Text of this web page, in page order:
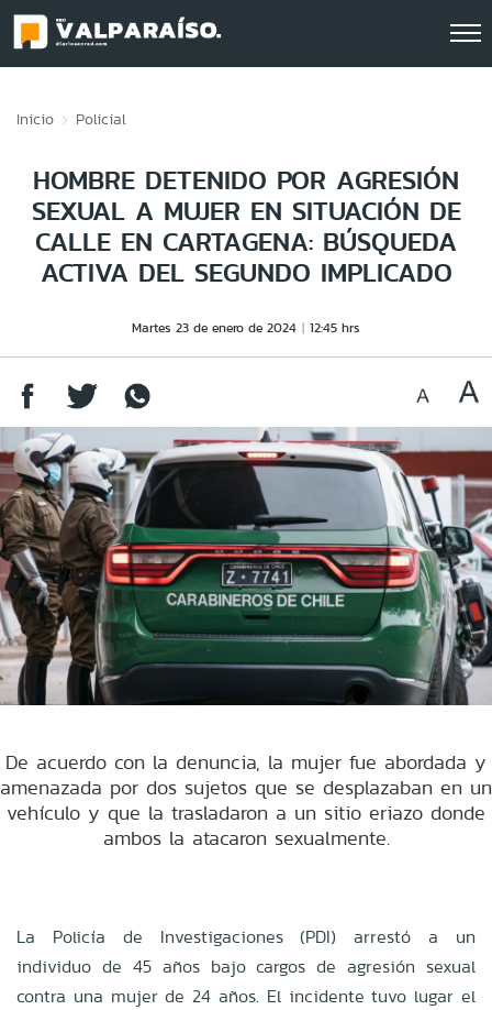
Inicio Policial
HOMBRE DETENIDO POR AGRESIÓN
SEXUAL A MUJER EN SITUACIÓN DE
CALLE EN CARTAGENA: BÚSQUEDA
ACTIVA DEL SEGUNDO IMPLICADO
Martes 23 de enero de 2024 12:45 hrs
De acuerdo con la denuncia, la mujer fue abordada y
amenazada por dos sujetos que se desplazaban en un
vehículo y que la trasladaron a un sitio eriazo donde
ambos la atacaron sexualmente.
La Policía de Investigaciones (PDI) arrestó a un
individuo de 45 años bajo cargos de agresión sexual
contra una mujer de 24 años. El incidente tuvo lugar el